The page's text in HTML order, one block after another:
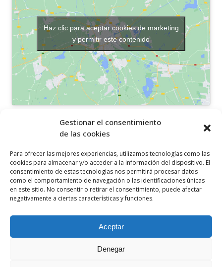
Gestionar el consentimiento
de las cookies
Para ofrecer las mejores experiencias, utilizamos tecnologías como las
cookies para almacenar y/o acceder a la información del dispositivo. El
consentimiento de estas tecnologías nos permitirá procesar datos
como el comportamiento de navegación o las identificaciones únicas
en este sitio. No consentir o retirar el consentimiento, puede afectar
negativamente a ciertas características y funciones.
Aceptar
Denegar
Haz clic para aceptar cookies de marketing
y permitir este contenido
OTROS ENLACES
Política de cookies
Aviso legal
Canal ético
SÍGUENOS EN